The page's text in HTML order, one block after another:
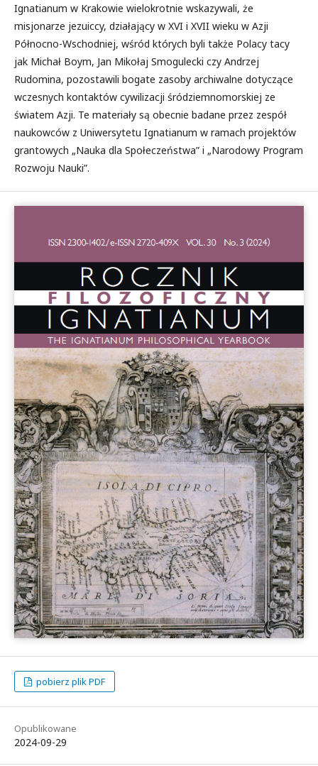
Ignatianum w Krakowie wielokrotnie wskazywali, że
misjonarze jezuiccy, działający w XVI i XVII wieku w Azji
Północno-Wschodniej, wśród których byli także Polacy tacy
jak Michał Boym, Jan Mikołaj Smogulecki czy Andrzej
Rudomina, pozostawili bogate zasoby archiwalne dotyczące
wczesnych kontaktów cywilizacji śródziemnomorskiej ze
światem Azji. Te materiały są obecnie badane przez zespół
naukowców z Uniwersytetu Ignatianum w ramach projektów
grantowych „Nauka dla Społeczeństwa” i „Narodowy Program
Rozwoju Nauki”.
pobierz plik PDF
Opublikowane
2024-09-29